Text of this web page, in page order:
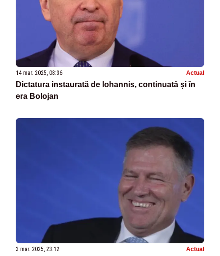
14 mar. 2025, 08:36 Actual
Dictatura instaurată de Iohannis, continuată și în
era Bolojan
3 mar. 2025, 23:12 Actual